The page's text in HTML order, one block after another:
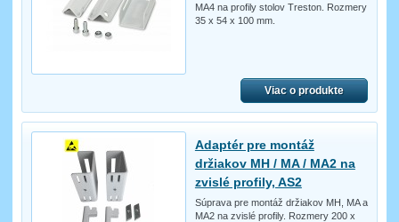
MA4 na profily stolov Treston. Rozmery
35 x 54 x 100 mm.
Viac o produkte
Adaptér pre montáž
držiakov MH / MA / MA2 na
zvislé profily, AS2
Súprava pre montáž držiakov MH, MA a
MA2 na zvislé profily. Rozmery 200 x